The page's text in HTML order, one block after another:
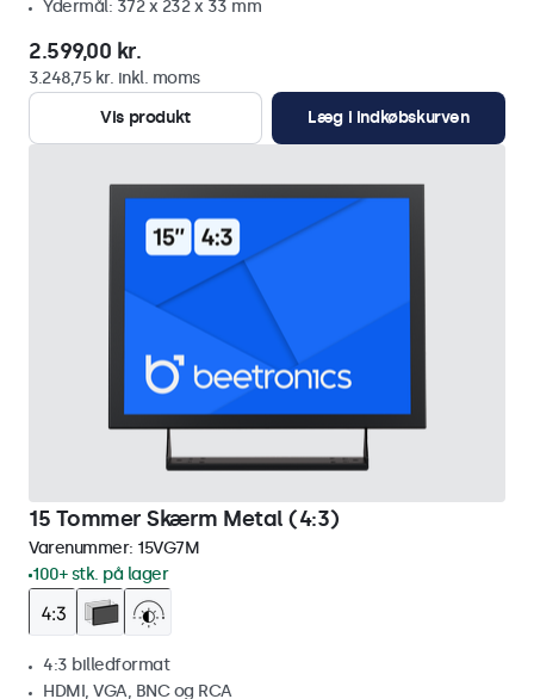
Ydermål: 372 x 232 x 33 mm
2.599,00 kr.
3.248,75 kr. inkl. moms
Vis produkt
Læg i indkøbskurven
15 Tommer Skærm Metal (4:3)
Varenummer: 15VG7M
100+ stk. på lager
4:3 billedformat
HDMI, VGA, BNC og RCA